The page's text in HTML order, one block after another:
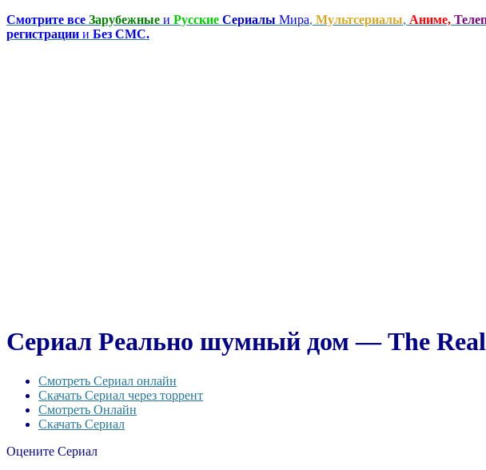
Смотрите все Зарубежные и Русские Сериалы Мира, Мультсериалы, Аниме,
регистрации и Без СМС.
Сериал Реально шумный дом — The
Смотреть Сериал онлайн
Скачать Сериал через торрент
Смотреть Онлайн
Скачать Сериал
Оцените Сериал